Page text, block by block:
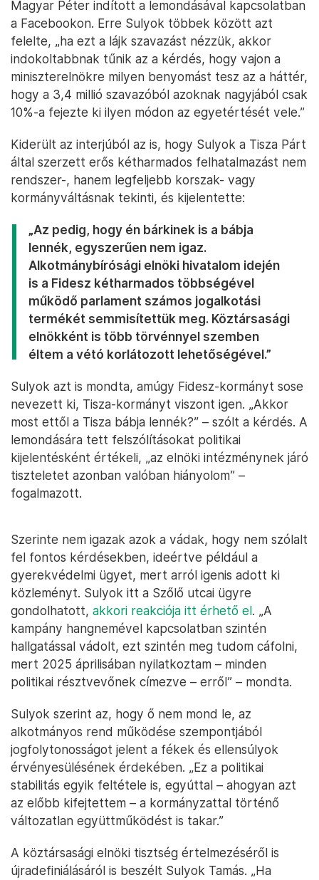
Magyar Péter indított a lemondásával kapcsolatban
a Facebookon. Erre Sulyok többek között azt
felelte, „ha ezt a lájk szavazást nézzük, akkor
indokoltabbnak tűnik az a kérdés, hogy vajon a
miniszterelnökre milyen benyomást tesz az a háttér,
hogy a 3,4 millió szavazóból azoknak nagyjából csak
10%-a fejezte ki ilyen módon az egyetértését vele.”
Kiderült az interjúból az is, hogy Sulyok a Tisza Párt
által szerzett erős kétharmados felhatalmazást nem
rendszer-, hanem legfeljebb korszak- vagy
kormányváltásnak tekinti, és kijelentette:
„Az pedig, hogy én bárkinek is a bábja
lennék, egyszerűen nem igaz.
Alkotmánybírósági elnöki hivatalom idején
is a Fidesz kétharmados többségével
működő parlament számos jogalkotási
termékét semmisítettük meg. Köztársasági
elnökként is több törvénnyel szemben
éltem a vétó korlátozott lehetőségével.”
Sulyok azt is mondta, amúgy Fidesz-kormányt sose
nevezett ki, Tisza-kormányt viszont igen. „Akkor
most ettől a Tisza bábja lennék?” – szólt a kérdés. A
lemondására tett felszólításokat politikai
kijelentésként értékeli, „az elnöki intézménynek járó
tiszteletet azonban valóban hiányolom” –
fogalmazott.
Szerinte nem igazak azok a vádak, hogy nem szólalt
fel fontos kérdésekben, ideértve például a
gyerekvédelmi ügyet, mert arról igenis adott ki
közleményt. Sulyok itt a Szőlő utcai ügyre
gondolhatott, akkori reakciója itt érhető el. „A
kampány hangnemével kapcsolatban szintén
hallgatással vádolt, ezt szintén meg tudom cáfolni,
mert 2025 áprilisában nyilatkoztam – minden
politikai résztvevőnek címezve – erről” – mondta.
Sulyok szerint az, hogy ő nem mond le, az
alkotmányos rend működése szempontjából
jogfolytonosságot jelent a fékek és ellensúlyok
érvényesülésének érdekében. „Ez a politikai
stabilitás egyik feltétele is, egyúttal – ahogyan azt
az előbb kifejtettem – a kormányzattal történő
változatlan együttműködést is takar.”
A köztársasági elnöki tisztség értelmezéséről is
újradefiniálásáról is beszélt Sulyok Tamás. „Ha